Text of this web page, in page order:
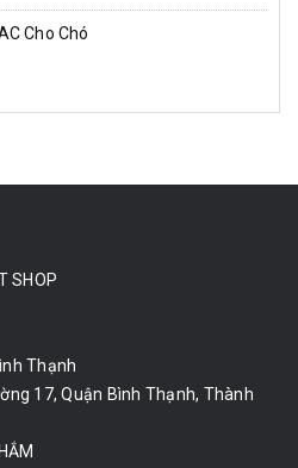
Cho Chó
SHOP
Thạnh
17, Quận Bình Thạnh, Thành